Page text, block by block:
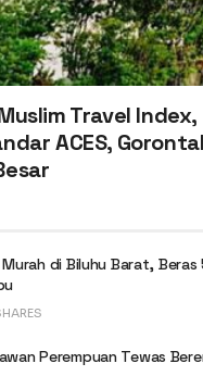
Travel Index,
ACES,
di Biluhu Barat,
Perempuan Tewas